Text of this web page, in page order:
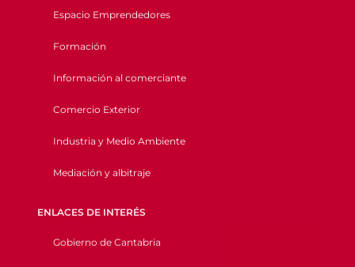
Espacio Emprendedores
Formación
Información al comerciante
Comercio Exterior
Industria y Medio Ambiente
Mediación y albitraje
ENLACES DE INTERÉS
Gobierno de Cantabria